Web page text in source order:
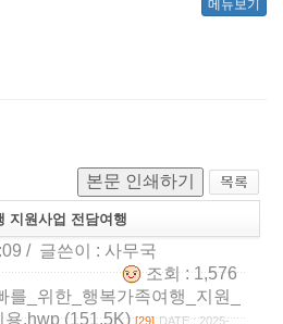
메뉴보기
본문 인쇄하기
지원사업 전담여행
/ 글쓴이 : 사무국
조회 : 1,576
_위한_행복가족여행_지원_
.hwp (151.5K) [29] DATE : 2025-